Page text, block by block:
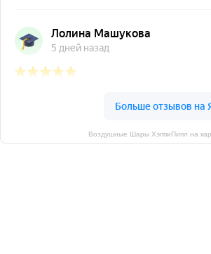
Воздушные Шары ХэппиПипл на